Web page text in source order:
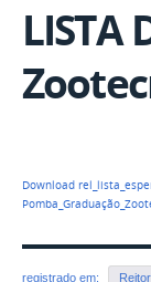
LISTA
Download
registrado em: